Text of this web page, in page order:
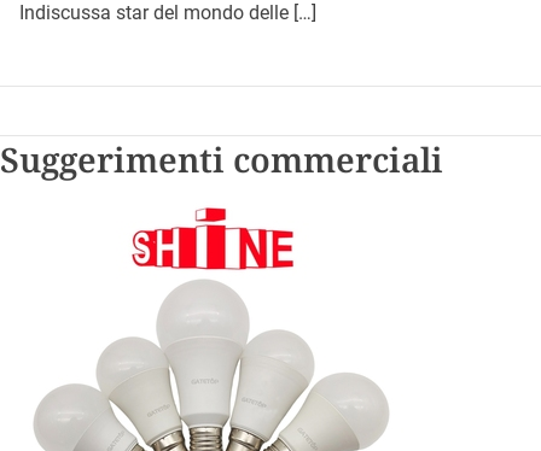
Indiscussa star del mondo delle […]
Suggerimenti commerciali